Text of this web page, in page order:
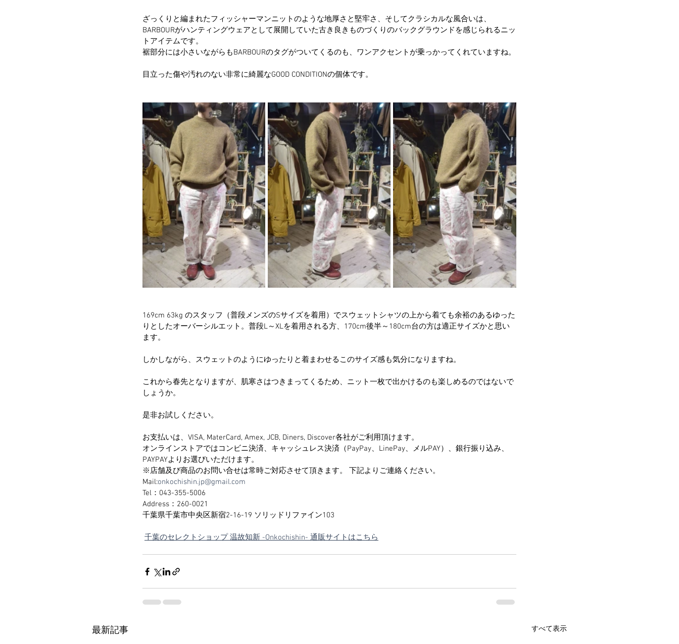
ざっくりと編まれたフィッシャーマンニットのような地厚さと堅牢さ、そしてクラシカルな風合いは、
BARBOURがハンティングウェアとして展開していた古き良きものづくりのバックグラウンドを感じられるニッ
トアイテムです。
裾部分には小さいながらもBARBOURのタグがついてくるのも、ワンアクセントが乗っかってくれていますね。
目立った傷や汚れのない非常に綺麗なGOOD CONDITIONの個体です。
169cm 63kg のスタッフ（普段メンズのSサイズを着用）​​​​​​でスウェットシャツの上から着ても余裕のあるゆった
りとしたオーバーシルエット。普段L～XLを着用される方、170cm後半～180cm台の方は適正サイズかと思い
ます。
しかしながら、スウェットのようにゆったりと着まわせるこのサイズ感も気分になりますね。
これから春先となりますが、肌寒さはつきまってくるため、ニット一枚で出かけるのも楽しめるのではないで
しょうか。
是非お試しください。
お支払いは、VISA, MaterCard, Amex, JCB, Diners, Discover各社がご利用頂けます。
オンラインストアではコンビニ決済、キャッシュレス決済（PayPay、LinePay、メルPAY）、銀行振り込み、
PAYPAYよりお選びいただけます。
※店舗及び商品のお問い合せは常時ご対応させて頂きます。 下記よりご連絡ください。
Mail:onkochishin.jp@gmail.com
Tel：043-355-5006
Address：260-0021
千葉県千葉市中央区新宿2-16-19 ソリッドリファイン103
千葉のセレクトショップ 温故知新 -Onkochishin- 通販サイトはこちら
最新記事 すべて表示